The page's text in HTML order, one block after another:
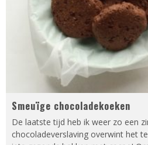
Smeuïge chocoladekoeken
De laatste tijd heb ik weer zo een
chocoladeverslaving overwint het